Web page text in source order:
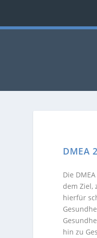
DMEA
Die
dem Ziel,
hierfür
hin zu